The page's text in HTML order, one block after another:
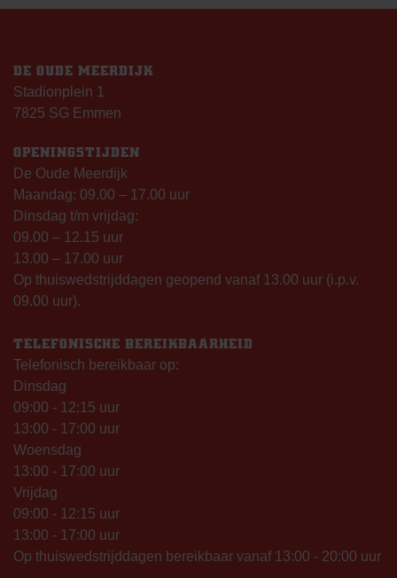
DE OUDE MEERDIJK
Stadionplein 1
7825 SG Emmen
OPENINGSTIJDEN
De Oude Meerdijk
Maandag: 09.00 – 17.00 uur
Dinsdag t/m vrijdag:
09.00 – 12.15 uur
13.00 – 17.00 uur
Op thuiswedstrijddagen geopend vanaf 13.00 uur (i.p.v.
09.00 uur).
TELEFONISCHE BEREIKBAARHEID
Telefonisch bereikbaar op:
Dinsdag
09:00 - 12:15 uur
13:00 - 17:00 uur
Woensdag
13:00 - 17:00 uur
Vrijdag
09:00 - 12:15 uur
13:00 - 17:00 uur
Op thuiswedstrijddagen bereikbaar vanaf 13:00 - 20:00 uur